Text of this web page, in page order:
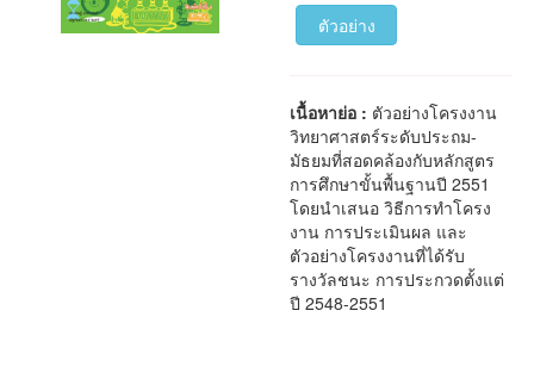
ตัวอย่าง
เนื้อหาย่อ : ตัวอย่างโครงงาน
วิทยาศาสตร์ระดับประถม-
มัธยมที่สอดคล้องกับหลักสูตร
การศึกษาขั้นพื้นฐานปี 2551
โดยนำเสนอ วิธีการทำโครง
งาน การประเมินผล และ
ตัวอย่างโครงงานที่ได้รับ
รางวัลชนะ การประกวดตั้งแต่
ปี 2548-2551